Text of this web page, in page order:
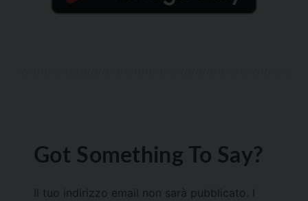
Got Something To Say?
Il tuo indirizzo email non sarà pubblicato.